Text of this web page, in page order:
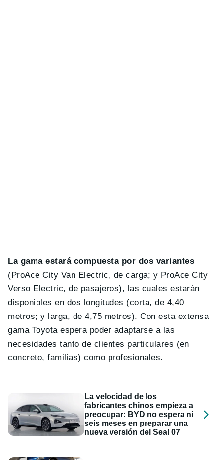
La gama estará compuesta por dos variantes
(ProAce City Van Electric, de carga; y ProAce City
Verso Electric, de pasajeros), las cuales estarán
disponibles en dos longitudes (corta, de 4,40
metros; y larga, de 4,75 metros). Con esta extensa
gama Toyota espera poder adaptarse a las
necesidades tanto de clientes particulares (en
concreto, familias) como profesionales.
La velocidad de los
fabricantes chinos empieza a
preocupar: BYD no espera ni
seis meses en preparar una
nueva versión del Seal 07